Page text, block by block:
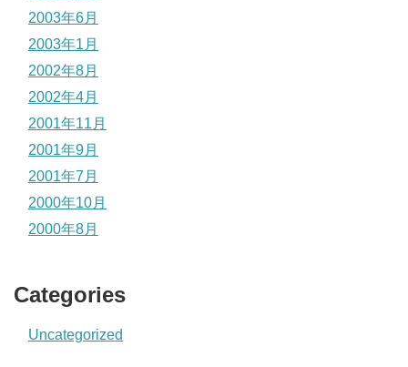
2003年6月
2003年1月
2002年8月
2002年4月
2001年11月
2001年9月
2001年7月
2000年10月
2000年8月
Categories
Uncategorized